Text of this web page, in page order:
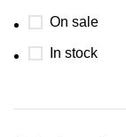
On sale
In stock